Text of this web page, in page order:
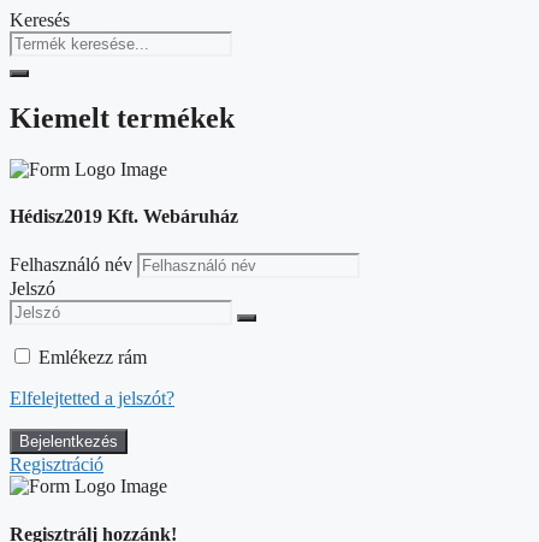
Keresés
Kiemelt termékek
Hédisz2019 Kft. Webáruház
Felhasználó név
Jelszó
Emlékezz rám
Elfelejtetted a jelszót?
Regisztráció
Regisztrálj hozzánk!